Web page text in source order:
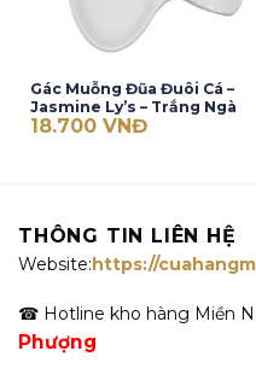
Gác Muỗng Đũa Đuôi Cá –
Jasmine Ly’s – Trắng Ngà
18.700 VNĐ
THÔNG TIN LIÊN HỆ
Website:https://
☎ Hotline kho hàng Miền
Phượng